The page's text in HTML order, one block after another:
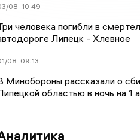
08 10:49
человека погибли в
Липецк - Хлевное
08 09:13
Минобороны рассказали о
областью в ночь на 1